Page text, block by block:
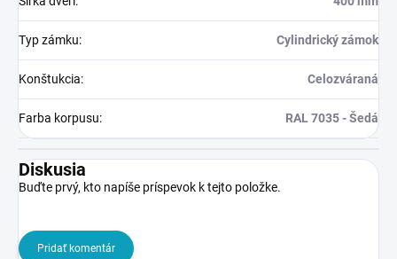
Typ zámku: Cylindrický zámok
Konštukcia: Celozváraná
Farba korpusu: RAL 7035 - Šedá
Diskusia
Buďte prvý, kto napíše príspevok k tejto položke.
Pridať komentár